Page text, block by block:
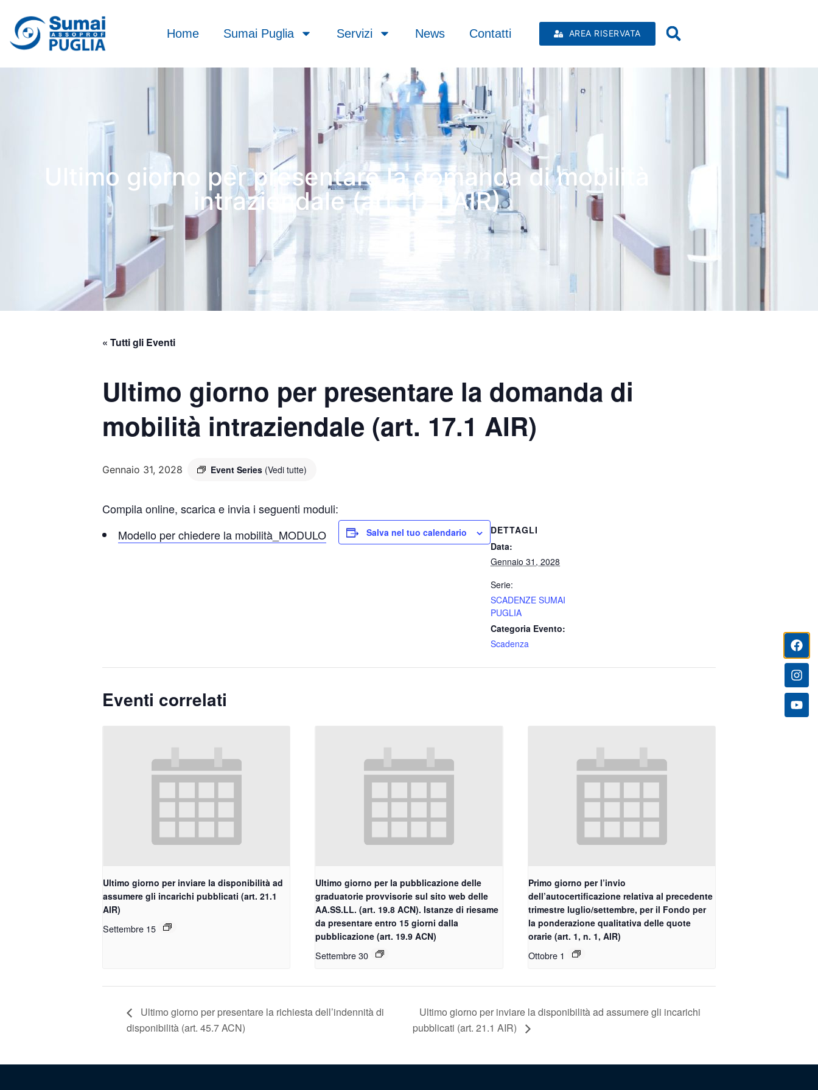
Home Sumai Puglia Servizi News Contatti AREA RISERVATA
Ultimo giorno per presentare la domanda di mobilità
intraziendale (art. 17.1 AIR)
« Tutti gli Eventi
Ultimo giorno per presentare la domanda di
mobilità intraziendale (art. 17.1 AIR)
Gennaio 31, 2028 Event Series (Vedi tutte)
Compila online, scarica e invia i seguenti moduli:
Modello per chiedere la mobilità_MODULO
Salva nel tuo calendario
DETTAGLI
Data:
Gennaio 31, 2028
Serie:
SCADENZE SUMAI
PUGLIA
Categoria Evento:
Scadenza
Eventi correlati
Ultimo giorno per inviare la disponibilità ad
assumere gli incarichi pubblicati (art. 21.1
AIR)
Settembre 15
Ultimo giorno per la pubblicazione delle
graduatorie provvisorie sul sito web delle
AA.SS.LL. (art. 19.8 ACN). Istanze di riesame
da presentare entro 15 giorni dalla
pubblicazione (art. 19.9 ACN)
Settembre 30
Primo giorno per l’invio
dell’autocertificazione relativa al precedente
trimestre luglio/settembre, per il Fondo per
la ponderazione qualitativa delle quote
orarie (art. 1, n. 1, AIR)
Ottobre 1
Ultimo giorno per presentare la richiesta dell’indennità di
disponibilità (art. 45.7 ACN)
Ultimo giorno per inviare la disponibilità ad assumere gli incarichi
pubblicati (art. 21.1 AIR)